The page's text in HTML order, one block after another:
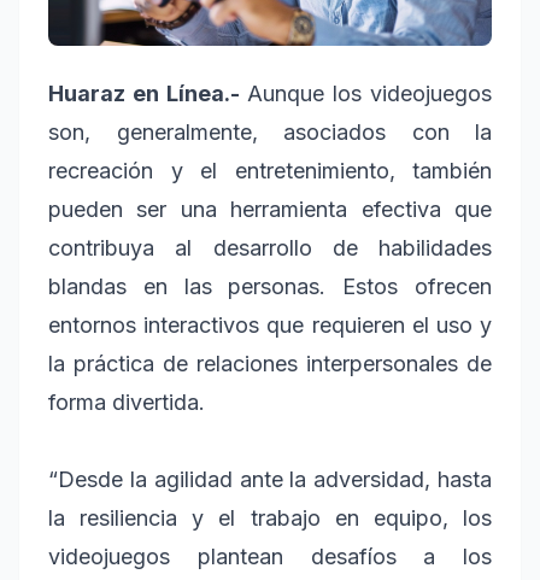
Huaraz en Línea.- Aunque los videojuegos
son, generalmente, asociados con la
recreación y el entretenimiento, también
pueden ser una herramienta efectiva que
contribuya al desarrollo de habilidades
blandas en las personas. Estos ofrecen
entornos interactivos que requieren el uso y
la práctica de relaciones interpersonales de
forma divertida.
“Desde la agilidad ante la adversidad, hasta
la resiliencia y el trabajo en equipo, los
videojuegos plantean desafíos a los